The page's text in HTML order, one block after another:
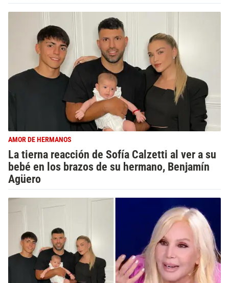
AMOR DE HERMANOS
La tierna reacción de Sofía Calzetti al ver a su
bebé en los brazos de su hermano, Benjamín
Agüero